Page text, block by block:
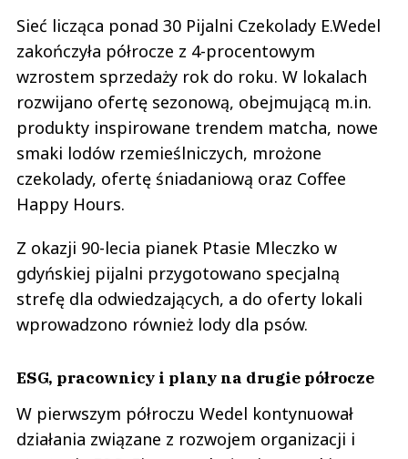
Sieć licząca ponad 30 Pijalni Czekolady E.Wedel
zakończyła półrocze z 4-procentowym
wzrostem sprzedaży rok do roku. W lokalach
rozwijano ofertę sezonową, obejmującą m.in.
produkty inspirowane trendem matcha, nowe
smaki lodów rzemieślniczych, mrożone
czekolady, ofertę śniadaniową oraz Coffee
Happy Hours.
Z okazji 90-lecia pianek Ptasie Mleczko w
gdyńskiej pijalni przygotowano specjalną
strefę dla odwiedzających, a do oferty lokali
wprowadzono również lody dla psów.
ESG, pracownicy i plany na drugie półrocze
W pierwszym półroczu Wedel kontynuował
działania związane z rozwojem organizacji i